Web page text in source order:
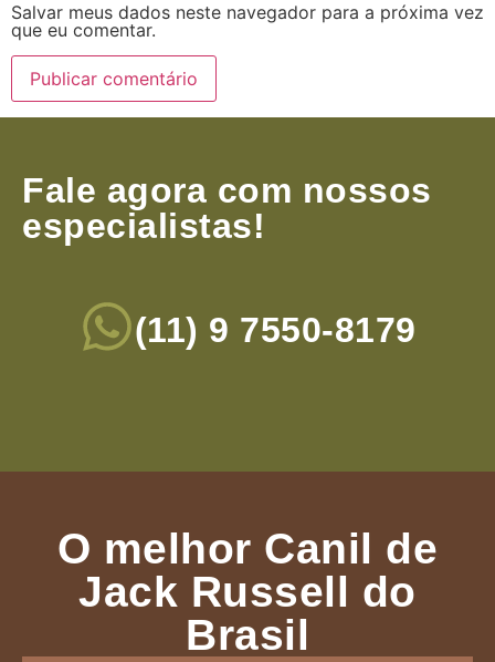
Salvar meus dados neste navegador para a próxima vez
que eu comentar.
Fale agora com nossos
especialistas!
(11) 9 7550-8179
O melhor Canil de
Jack Russell do
Brasil